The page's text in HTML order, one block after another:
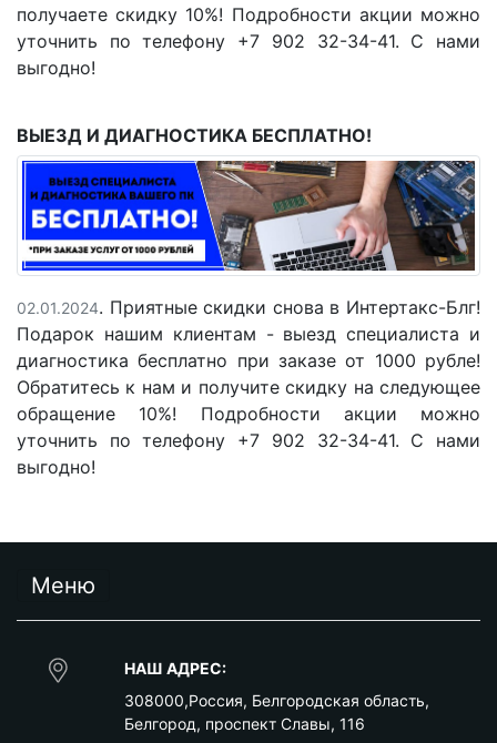
получаете скидку 10%! Подробности акции можно
уточнить по телефону +7 902 32-34-41. С нами
выгодно!
ВЫЕЗД И ДИАГНОСТИКА БЕСПЛАТНО!
02.01.2024. Приятные скидки снова в Интертакс-Блг!
Подарок нашим клиентам - выезд специалиста и
диагностика бесплатно при заказе от 1000 рубле!
Обратитесь к нам и получите скидку на следующее
обращение 10%! Подробности акции можно
уточнить по телефону +7 902 32-34-41. С нами
выгодно!
Меню
НАШ АДРЕС:
308000,Россия, Белгородская область,
Белгород, проспект Славы, 116